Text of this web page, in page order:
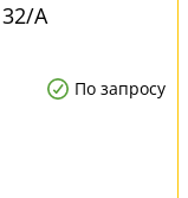
A
По запросу